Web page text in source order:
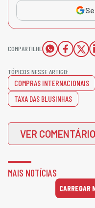
COMPARTILHE
TÓPICOS NESSE ARTIGO:
COMPRAS INTERNACIONAIS
TAXA DAS BLUSINHAS
VER
MAIS NOTÍCIAS
CARREGAR